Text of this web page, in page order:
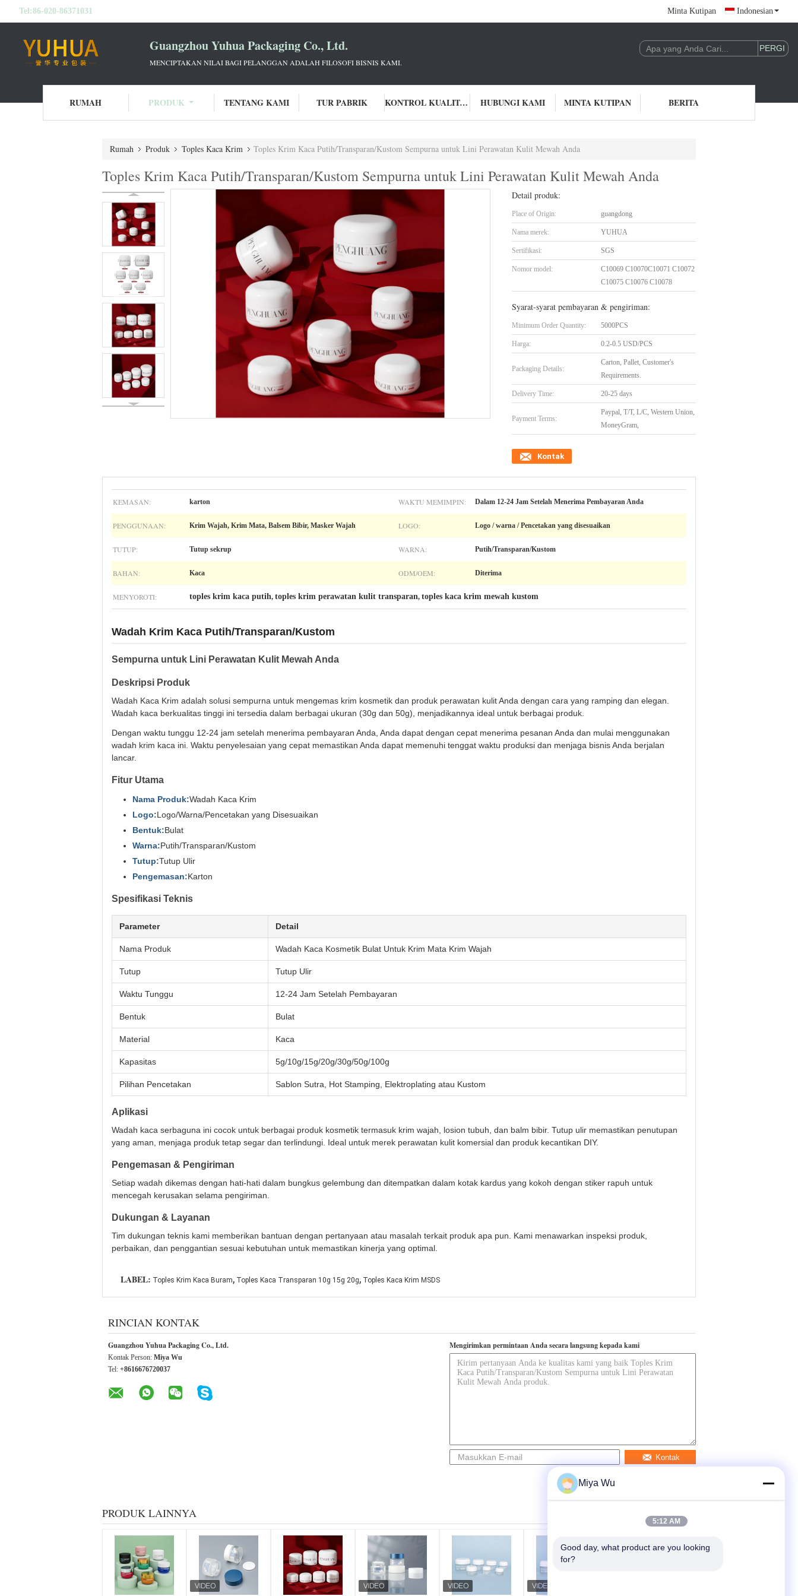
Tel:86-020-86371031 Minta Kutipan Indonesian
Guangzhou Yuhua Packaging Co., Ltd.
MENCIPTAKAN NILAI BAGI PELANGGAN ADALAH FILOSOFI BISNIS KAMI.
RUMAH PRODUK TENTANG KAMI TUR PABRIK KONTROL KUALITAS HUBUNGI KAMI MINTA KUTIPAN BERITA
Rumah Produk Toples Kaca Krim Toples Krim Kaca Putih/Transparan/Kustom Sempurna untuk Lini Perawatan Kulit Mewah Anda
Toples Krim Kaca Putih/Transparan/Kustom Sempurna untuk Lini Perawatan Kulit Mewah Anda
Detail produk:
Place of Origin: guangdong
Nama merek: YUHUA
Sertifikasi: SGS
Nomor model:
C10069 C10070C10071 C10072
C10075 C10076 C10078
Syarat-syarat pembayaran & pengiriman:
Minimum Order Quantity: 5000PCS
Harga: 0.2-0.5 USD/PCS
Packaging Details:
Carton, Pallet, Customer's
Requirements.
Delivery Time: 20-25 days
Payment Terms:
Paypal, T/T, L/C, Western Union,
MoneyGram,
Kontak
KEMASAN: karton WAKTU MEMIMPIN: Dalam 12-24 Jam Setelah Menerima Pembayaran Anda
PENGGUNAAN: Krim Wajah, Krim Mata, Balsem Bibir, Masker Wajah LOGO: Logo / warna / Pencetakan yang disesuaikan
TUTUP: Tutup sekrup WARNA: Putih/Transparan/Kustom
BAHAN: Kaca ODM/OEM: Diterima
MENYOROTI: toples krim kaca putih, toples krim perawatan kulit transparan, toples kaca krim mewah kustom
Wadah Krim Kaca Putih/Transparan/Kustom
Sempurna untuk Lini Perawatan Kulit Mewah Anda
Deskripsi Produk
Wadah Kaca Krim adalah solusi sempurna untuk mengemas krim kosmetik dan produk perawatan kulit Anda dengan cara yang ramping dan elegan.
Wadah kaca berkualitas tinggi ini tersedia dalam berbagai ukuran (30g dan 50g), menjadikannya ideal untuk berbagai produk.
Dengan waktu tunggu 12-24 jam setelah menerima pembayaran Anda, Anda dapat dengan cepat menerima pesanan Anda dan mulai menggunakan
wadah krim kaca ini. Waktu penyelesaian yang cepat memastikan Anda dapat memenuhi tenggat waktu produksi dan menjaga bisnis Anda berjalan
lancar.
Fitur Utama
Nama Produk:Wadah Kaca Krim
Logo:Logo/Warna/Pencetakan yang Disesuaikan
Bentuk:Bulat
Warna:Putih/Transparan/Kustom
Tutup:Tutup Ulir
Pengemasan:Karton
Spesifikasi Teknis
Parameter Detail
Nama Produk Wadah Kaca Kosmetik Bulat Untuk Krim Mata Krim Wajah
Tutup Tutup Ulir
Waktu Tunggu 12-24 Jam Setelah Pembayaran
Bentuk Bulat
Material Kaca
Kapasitas 5g/10g/15g/20g/30g/50g/100g
Pilihan Pencetakan Sablon Sutra, Hot Stamping, Elektroplating atau Kustom
Aplikasi
Wadah kaca serbaguna ini cocok untuk berbagai produk kosmetik termasuk krim wajah, losion tubuh, dan balm bibir. Tutup ulir memastikan penutupan
yang aman, menjaga produk tetap segar dan terlindungi. Ideal untuk merek perawatan kulit komersial dan produk kecantikan DIY.
Pengemasan & Pengiriman
Setiap wadah dikemas dengan hati-hati dalam bungkus gelembung dan ditempatkan dalam kotak kardus yang kokoh dengan stiker rapuh untuk
mencegah kerusakan selama pengiriman.
Dukungan & Layanan
Tim dukungan teknis kami memberikan bantuan dengan pertanyaan atau masalah terkait produk apa pun. Kami menawarkan inspeksi produk,
perbaikan, dan penggantian sesuai kebutuhan untuk memastikan kinerja yang optimal.
LABEL: Toples Krim Kaca Buram, Toples Kaca Transparan 10g 15g 20g, Toples Kaca Krim MSDS
RINCIAN KONTAK
Guangzhou Yuhua Packaging Co., Ltd.
Kontak Person: Miya Wu
Tel: +8616676720037
Mengirimkan permintaan Anda secara langsung kepada kami
Kontak
PRODUK LAINNYA
Miya Wu
5:12 AM
Good day, what product are you looking
for?